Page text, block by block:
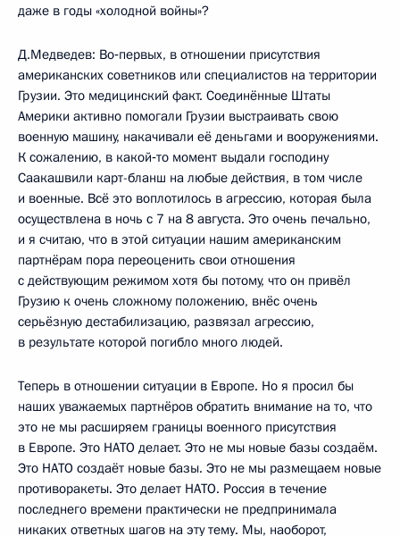
даже в годы «холодной войны»?
Д.Медведев: Во‑первых, в отношении присутствия
американских советников или специалистов на территории
Грузии. Это медицинский факт. Соединённые Штаты
Америки активно помогали Грузии выстраивать свою
военную машину, накачивали её деньгами и вооружениями.
К сожалению, в какой‑то момент выдали господину
Саакашвили карт-бланш на любые действия, в том числе
и военные. Всё это воплотилось в агрессию, которая была
осуществлена в ночь с 7 на 8 августа. Это очень печально,
и я считаю, что в этой ситуации нашим американским
партнёрам пора переоценить свои отношения
с действующим режимом хотя бы потому, что он привёл
Грузию к очень сложному положению, внёс очень
серьёзную дестабилизацию, развязал агрессию,
в результате которой погибло много людей.
Теперь в отношении ситуации в Европе. Но я просил бы
наших уважаемых партнёров обратить внимание на то, что
это не мы расширяем границы военного присутствия
в Европе. Это НАТО делает. Это не мы новые базы создаём.
Это НАТО создаёт новые базы. Это не мы размещаем новые
противоракеты. Это делает НАТО. Россия в течение
последнего времени практически не предпринимала
никаких ответных шагов на эту тему. Мы, наоборот,